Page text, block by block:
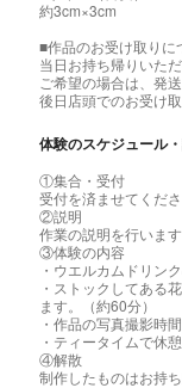
約3cm×3cm
■作品のお受け取りに
当日お持ち帰りいただ
ご希望の場合は、発
後日店頭でのお受け取
体験のスケジュール
①集合・受付
受付を済ませてくださ
②説明
作業の説明を行いま
③体験の内容
・ウエルカムドリン
・ストックしてある
ます。（約60分）
・作品の写真撮影時
・ティータイムで休
④解散
制作したものはお持